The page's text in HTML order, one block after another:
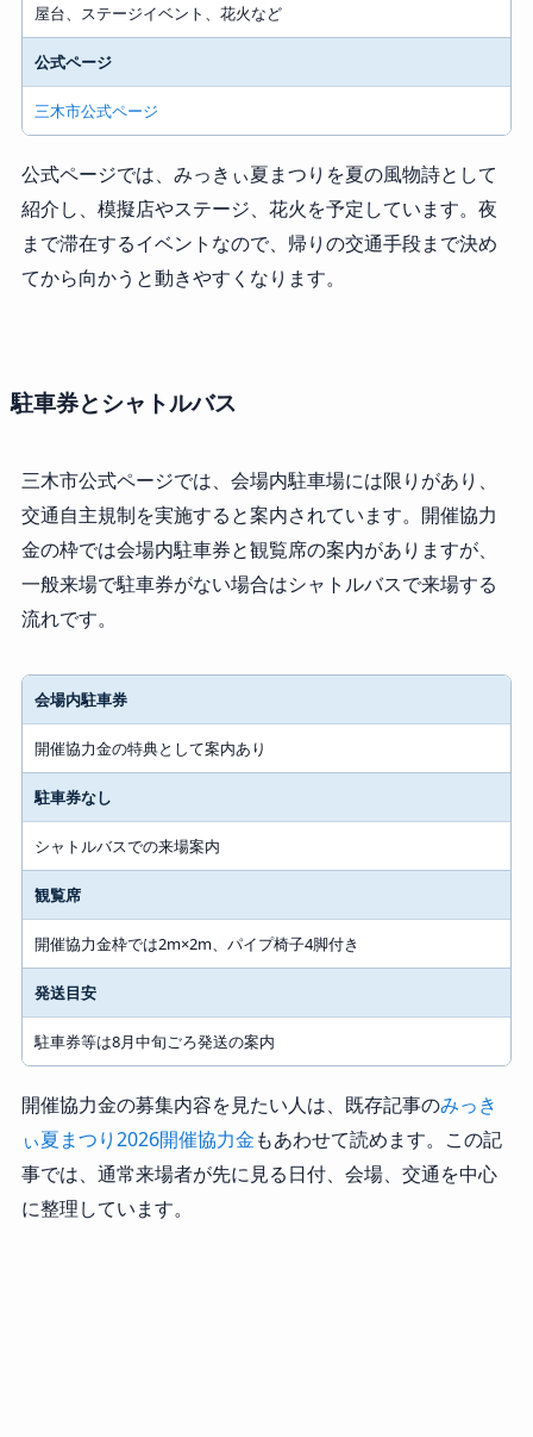
屋台、ステージイベント、花火など
公式ページ
三木市公式ページ
公式ページでは、みっきぃ夏まつりを夏の風物詩として
紹介し、模擬店やステージ、花火を予定しています。夜
まで滞在するイベントなので、帰りの交通手段まで決め
てから向かうと動きやすくなります。
駐車券とシャトルバス
三木市公式ページでは、会場内駐車場には限りがあり、
交通自主規制を実施すると案内されています。開催協力
金の枠では会場内駐車券と観覧席の案内がありますが、
一般来場で駐車券がない場合はシャトルバスで来場する
流れです。
会場内駐車券
開催協力金の特典として案内あり
駐車券なし
シャトルバスでの来場案内
観覧席
開催協力金枠では2m×2m、パイプ椅子4脚付き
発送目安
駐車券等は8月中旬ごろ発送の案内
開催協力金の募集内容を見たい人は、既存記事のみっき
ぃ夏まつり2026開催協力金もあわせて読めます。この記
事では、通常来場者が先に見る日付、会場、交通を中心
に整理しています。